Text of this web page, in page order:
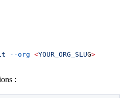
--org <YOUR_ORG_SLUG>
: